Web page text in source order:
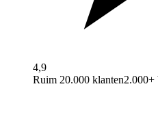
4,9
Ruim 20.000 klanten2.000+